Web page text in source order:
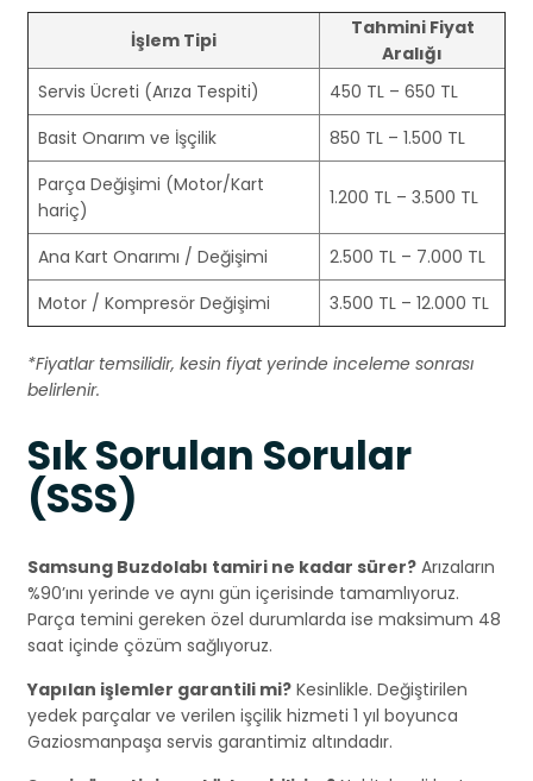
İşlem Tipi
Tahmini Fiyat
Aralığı
Servis Ücreti (Arıza Tespiti)
450 TL – 650 TL
Basit Onarım ve İşçilik
850 TL – 1.500 TL
Parça Değişimi (Motor/Kart
hariç)
1.200 TL – 3.500 TL
Ana Kart Onarımı / Değişimi
2.500 TL – 7.000 TL
Motor / Kompresör Değişimi
3.500 TL – 12.000 TL
*Fiyatlar temsilidir, kesin fiyat yerinde inceleme sonrası
belirlenir.
Sık Sorulan Sorular
(SSS)
Samsung Buzdolabı tamiri ne kadar sürer? Arızaların
%90’ını yerinde ve aynı gün içerisinde tamamlıyoruz.
Parça temini gereken özel durumlarda ise maksimum 48
saat içinde çözüm sağlıyoruz.
Yapılan işlemler garantili mi? Kesinlikle. Değiştirilen
yedek parçalar ve verilen işçilik hizmeti 1 yıl boyunca
Gaziosmanpaşa servis garantimiz altındadır.